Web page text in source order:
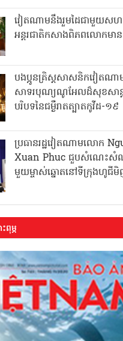
វៀតណាមនឹងរួមដៃជាមួយស
អន្តរជាតិកសាងពិភពលោកមា
បងប្អូនគ្រិស្តសាសនិកវៀតណ
សាទរបុណ្យណូអែលដ៏សុខសាន្
បរិបទនៃជម្ងឺរាតត្បាតកូវីដ-១៩
ប្រធានរដ្ឋវៀតណាមលោក
Xuan Phuc ជួបសំណេះសំ
មួយម្ចាស់ឆ្នោតនៅទីក្រុងហូជី
ពុម្ភ